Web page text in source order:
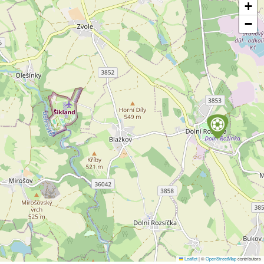
+
−
Leaflet|©OpenStreetMapcontributors